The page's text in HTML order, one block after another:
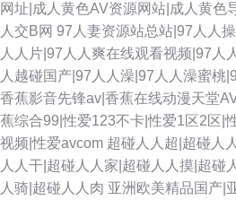
网址|成人黄色AV资源网站|成人黄色
人交B网 97人妻资源站总站|97人人
人人片|97人人爽在线观看视频|97人
人越碰国产|97人人澡|97人人澡蜜桃
香蕉影音先锋av|香蕉在线动漫天堂
蕉综合99|性爱123不卡|性爱1区2区|
视频|性爱avcom 超碰人人超|超碰人
人人干|超碰人人家|超碰人人摸|超碰
人骑|超碰人人肉 亚洲欧美精品国产|